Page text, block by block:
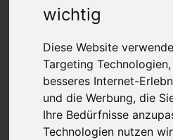
wichtig
Diese Website
Targeting
besseres Internet-
und die Werbung, die
Ihre Bedürfnisse
Technologien nutzen